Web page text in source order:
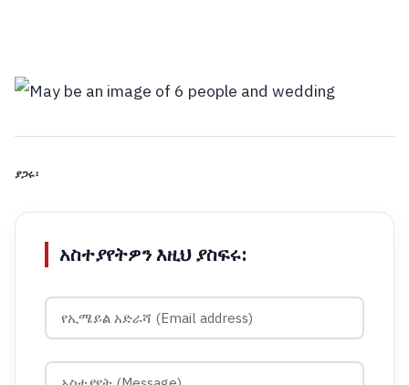
ያጋሩ፡
አስተያየትዎን እዚህ ያስፍሩ: